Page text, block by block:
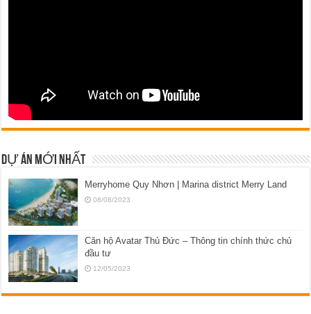
DỰ ÁN MỚI NHẤT
Merryhome Quy Nhơn | Marina district Merry Land
08/08/2023
Căn hộ Avatar Thủ Đức – Thông tin chính thức chủ
đầu tư
12/05/2023